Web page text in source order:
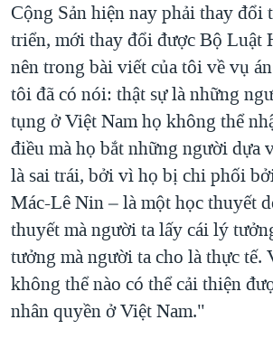
Cộng Sản hiện nay phải thay đổi
triển, mới thay đổi được Bộ Luật
nên trong bài viết của tôi về vụ
tôi đã có nói: thật sự là những
tụng ở Việt Nam họ không thể
điều mà họ bắt những người dựa
là sai trái, bởi vì họ bị chi phối
Mác-Lê Nin – là một học thuyết
thuyết mà người ta lấy cái lý
tưởng mà người ta cho là thực tế.
không thể nào có thể cải thiện
nhân quyền ở Việt Nam."